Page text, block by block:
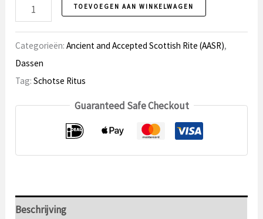
Stropdas
29
Officiële
Ordedas
AASR
TOEVOEGEN AAN WINKELWAGEN
Categorieën:Ancient and Accepted Scottish Rite (AASR),
Dassen
Tag:Schotse Ritus
Guaranteed Safe Checkout
Beschrijving